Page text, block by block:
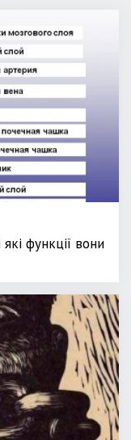
функції вони